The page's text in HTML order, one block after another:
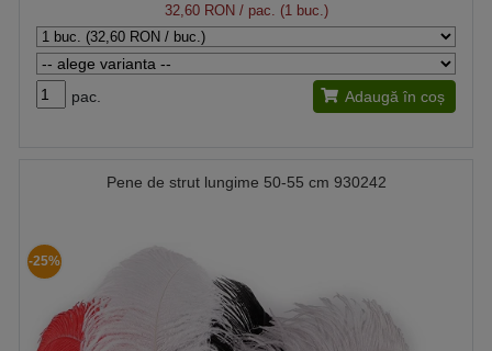
32,60 RON/ pac. (1 buc.)
pac. Adaugă în coș
Pene de strut lungime 50-55 cm 930242
-25%